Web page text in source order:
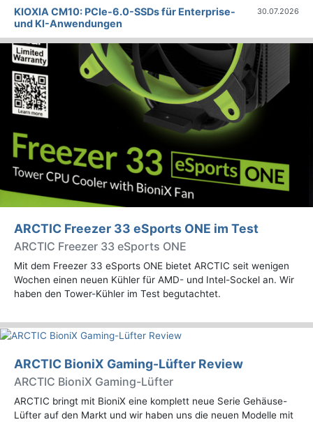
KIOXIA CM10: PCIe-6.0-SSDs für Enterprise-
und KI-Anwendungen
30.07.2026
ARCTIC Freezer 33 eSports ONE im Test
ARCTIC Freezer 33 eSports ONE
Mit dem Freezer 33 eSports ONE bietet ARCTIC seit wenigen
Wochen einen neuen Kühler für AMD- und Intel-Sockel an. Wir
haben den Tower-Kühler im Test begutachtet.
ARCTIC BioniX Gaming-Lüfter Review
ARCTIC BioniX Gaming-Lüfter
ARCTIC bringt mit BioniX eine komplett neue Serie Gehäuse-
Lüfter auf den Markt und wir haben uns die neuen Modelle mit